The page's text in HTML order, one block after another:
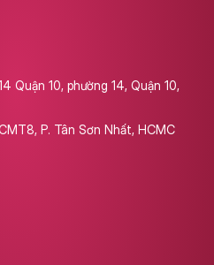
Quận 10, phường 14, Quận 10,
P. Tân Sơn Nhất, HCMC